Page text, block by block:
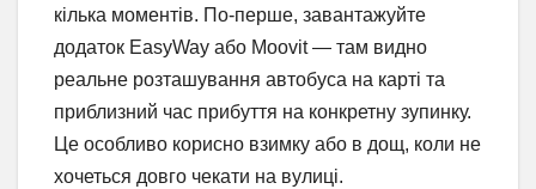
кілька моментів. По-перше, завантажуйте
додаток EasyWay або Moovit — там видно
реальне розташування автобуса на карті та
приблизний час прибуття на конкретну зупинку.
Це особливо корисно взимку або в дощ, коли не
хочеться довго чекати на вулиці.